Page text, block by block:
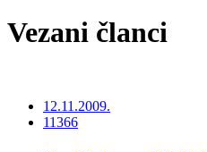
Vezani članci
12.11.2009.
11366